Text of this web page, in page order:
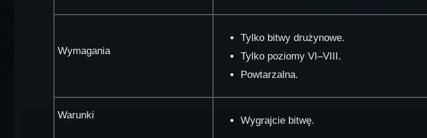
Wymagania
Tylko bitwy drużynowe.
Tylko poziomy VI–VIII.
Powtarzalna.
Warunki Wygrajcie bitwę.